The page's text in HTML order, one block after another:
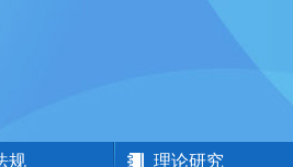
规 理论研究